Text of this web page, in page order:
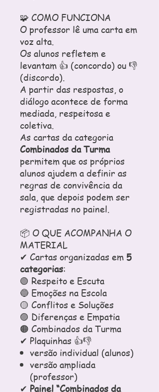
🧩 COMO FUNCIONA
O professor lê uma carta em
voz alta.
Os alunos refletem e
levantam 👍 (concordo) ou 👎
(discordo).
A partir das respostas, o
diálogo acontece de forma
mediada, respeitosa e
coletiva.
As cartas da categoria
Combinados da Turma
permitem que os próprios
alunos ajudem a definir as
regras de convivência da
sala, que depois podem ser
registradas no painel.
📦 O QUE ACOMPANHA O
MATERIAL
✔ Cartas organizadas em 5
categorias:
🟢 Respeito e Escuta
🔵 Emoções na Escola
🟡 Conflitos e Soluções
🟣 Diferenças e Empatia
🟠 Combinados da Turma
✔ Plaquinhas 👍👎
versão individual (alunos)
versão ampliada
(professor)
✔ Painel “Combinados da